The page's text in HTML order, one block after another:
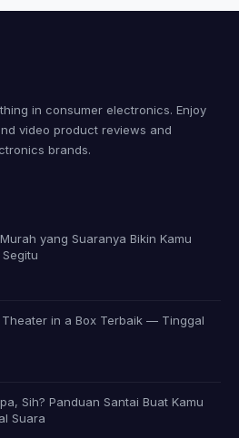
in consumer electronics. Enjoy
video product reviews and
brands.
yang Suaranya Bikin Kamu
Theater in a Box Terbaik — Tinggal
Sih? Panduan Santai Buat Kamu
Suara